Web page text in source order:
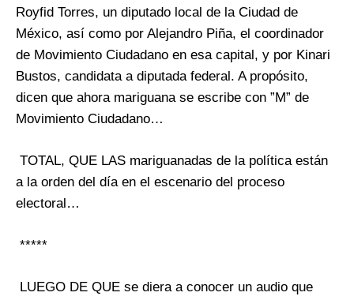
Royfid Torres, un diputado local de la Ciudad de
México, así como por Alejandro Piña, el coordinador
de Movimiento Ciudadano en esa capital, y por Kinari
Bustos, candidata a diputada federal. A propósito,
dicen que ahora mariguana se escribe con ”M” de
Movimiento Ciudadano…
TOTAL, QUE LAS mariguanadas de la política están
a la orden del día en el escenario del proceso
electoral…
*****
LUEGO DE QUE se diera a conocer un audio que